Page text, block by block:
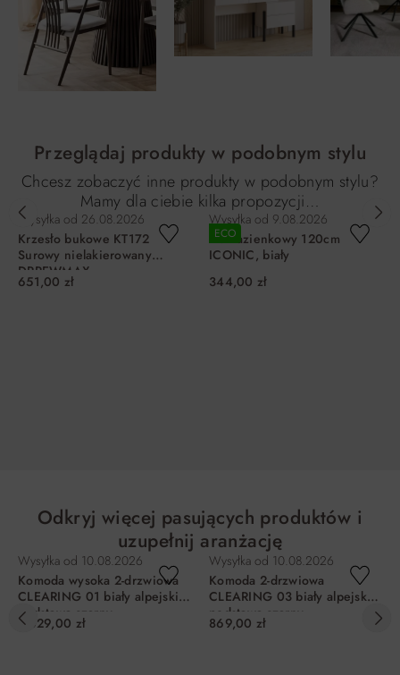
Przeglądaj produkty w podobnym stylu
Chcesz zobaczyć inne produkty w podobnym stylu?
Mamy dla ciebie kilka propozycji…
Wysyłka od 26.08.2026
Krzesło bukowe KT172
Surowy nielakierowany
DRREWMAX
651,00 zł
ECO
Wysyłka od 9.08.2026
Blat łazienkowy 120cm
ICONIC, biały
344,00 zł
Odkryj więcej pasujących produktów i
uzupełnij aranżację
Wysyłka od 10.08.2026
Komoda wysoka 2-drzwiowa
CLEARING 01 biały alpejski,
podstawa-czarny
1 029,00 zł
Wysyłka od 10.08.2026
Komoda 2-drzwiowa
CLEARING 03 biały alpejski,
podstawa-czarny
869,00 zł